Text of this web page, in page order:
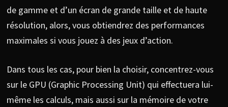
de gamme et d’un écran de grande taille et de haute
résolution, alors, vous obtiendrez des performances
maximales si vous jouez à des jeux d’action.
Dans tous les cas, pour bien la choisir, concentrez-vous
sur le GPU (Graphic Processing Unit) qui effectuera lui-
même les calculs, mais aussi sur la mémoire de votre